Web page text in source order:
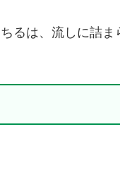
るは、流しに詰